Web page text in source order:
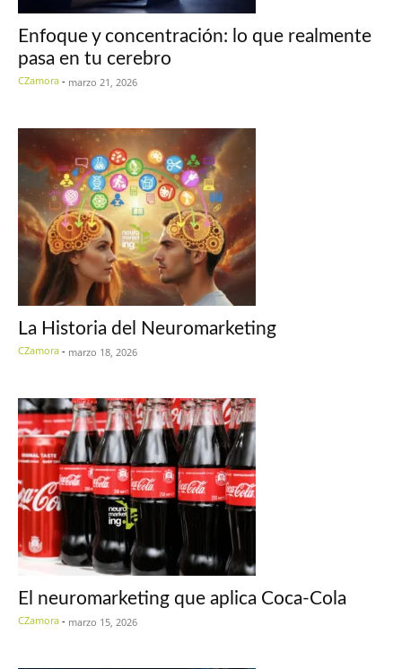
Enfoque y concentración: lo que realmente
pasa en tu cerebro
CZamora - marzo 21, 2026
La Historia del Neuromarketing
CZamora - marzo 18, 2026
El neuromarketing que aplica Coca-Cola
CZamora - marzo 15, 2026